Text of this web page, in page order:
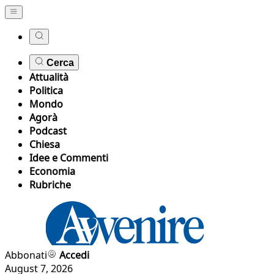
Cerca
Attualità
Politica
Mondo
Agorà
Podcast
Chiesa
Idee e Commenti
Economia
Rubriche
Abbonati
Accedi
August 7, 2026